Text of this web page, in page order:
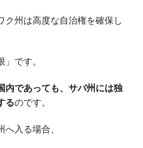
ク州は高度な自治権を確保し
です。
内であっても、サバ州には独
るのです。
入る場合、